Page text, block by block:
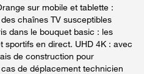
sur mobile et tablette :
chaînes TV susceptibles
dans le bouquet basic : les
sportifs en direct. UHD 4K : avec
de construction pour
de déplacement technicien